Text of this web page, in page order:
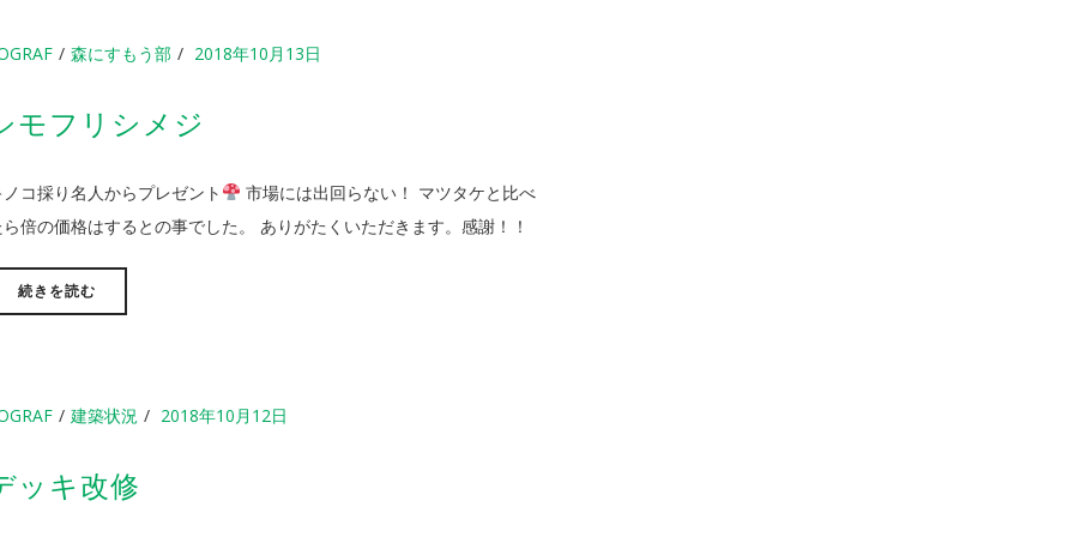
森にすもう部 2018年10月13日
モフリシメジ
コ採り名人からプレゼント
市場には出回らない！ マツタケと比べ
倍の価格はするとの事でした。 ありがたくいただきます。感謝！！
続きを読む
建築状況 2018年10月12日
ッキ改修